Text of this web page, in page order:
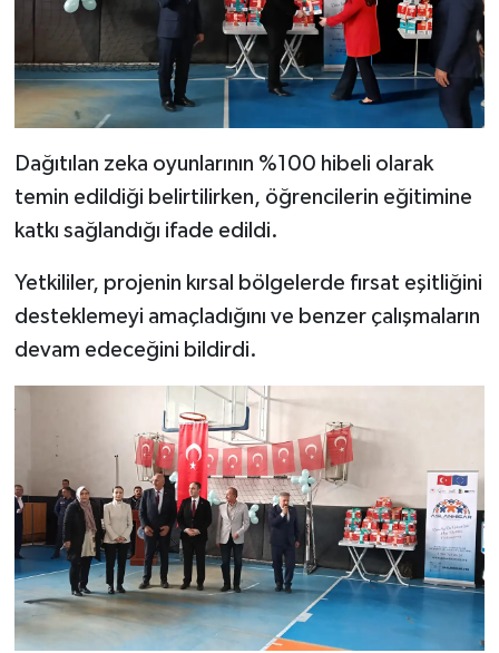
Dağıtılan zeka oyunlarının %100 hibeli olarak
temin edildiği belirtilirken, öğrencilerin eğitimine
katkı sağlandığı ifade edildi.
Yetkililer, projenin kırsal bölgelerde fırsat eşitliğini
desteklemeyi amaçladığını ve benzer çalışmaların
devam edeceğini bildirdi.
Siyaset
Tavşanlı
Türkiye
Yemek Tarifleri